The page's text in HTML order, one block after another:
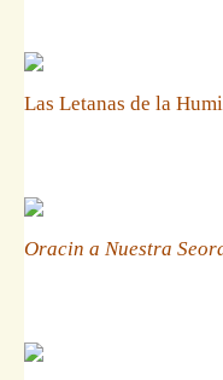
Las Letanas de la
Oracin a Nuestra